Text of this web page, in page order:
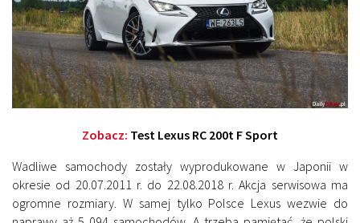
Zobacz: Test Lexus RC 200t F Sport
Wadliwe samochody zostały wyprodukowane w Japonii w
okresie od 20.07.2011 r. do 22.08.2018 r. Akcja serwisowa ma
ogromne rozmiary. W samej tylko Polsce Lexus wezwie do